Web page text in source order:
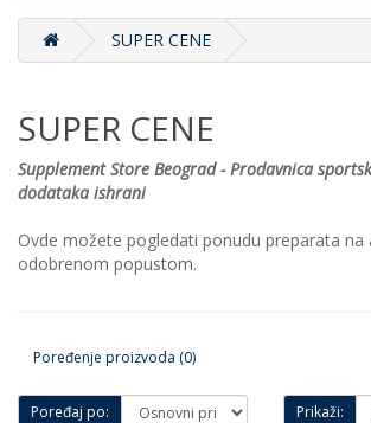
SUPER CENE
SUPER CENE
Supplement Store Beograd - Prodavnica
dodataka ishrani
Ovde možete pogledati ponudu preparata na
odobrenom popustom.
Poređenje proizvoda (0)
Poređaj po: Prikaži: